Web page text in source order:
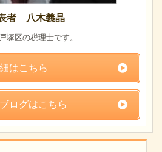
者 八木義晶
塚区の税理士です。
はこちら
ログはこちら